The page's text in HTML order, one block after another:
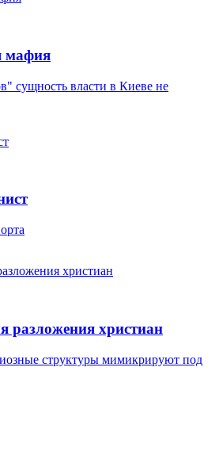
мафия
сущность власти в Киеве не
разложения христиан
структуры мимикрируют под